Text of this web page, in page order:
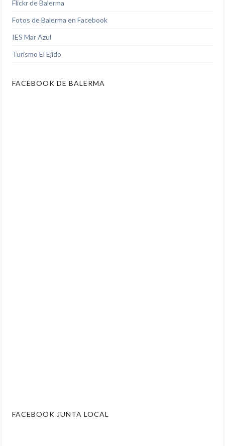
Flickr de Balerma
Fotos de Balerma en Facebook
IES Mar Azul
Turismo El Ejido
FACEBOOK DE BALERMA
FACEBOOK JUNTA LOCAL